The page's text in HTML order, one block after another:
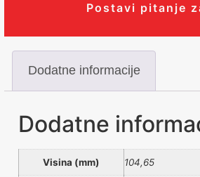
Postavi pitanje
Dodatne informacije
Dodatne
Visina (mm) 104,65